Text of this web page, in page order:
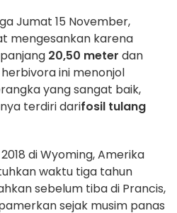
Jumat 15 November,
mengesankan karena
20,50 meter dan
ini menonjol
yang sangat baik,
terdiri darifosil tulang
di Wyoming, Amerika
waktu tiga tahun
sebelum tiba di Prancis,
sejak musim panas